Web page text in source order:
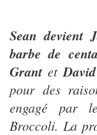
Sean devient
barbe de
Grantet
pour des
engagé par
Broccoli. La